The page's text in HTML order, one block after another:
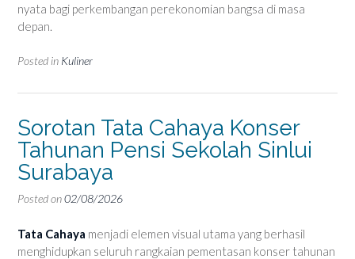
nyata bagi perkembangan perekonomian bangsa di masa
depan.
Posted in Kuliner
Sorotan Tata Cahaya Konser
Tahunan Pensi Sekolah Sinlui
Surabaya
Posted on02/08/2026
Tata Cahaya menjadi elemen visual utama yang berhasil
menghidupkan seluruh rangkaian pementasan konser tahunan